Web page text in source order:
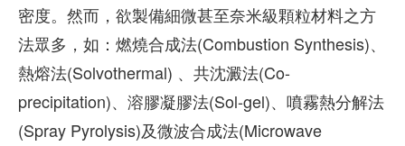
密度。然而，欲製備細微甚至奈米級顆粒材料之方
法眾多，如：燃燒合成法(Combustion Synthesis)、
熱熔法(Solvothermal) 、共沈澱法(Co-
precipitation)、溶膠凝膠法(Sol-gel)、噴霧熱分解法
(Spray Pyrolysis)及微波合成法(Microwave